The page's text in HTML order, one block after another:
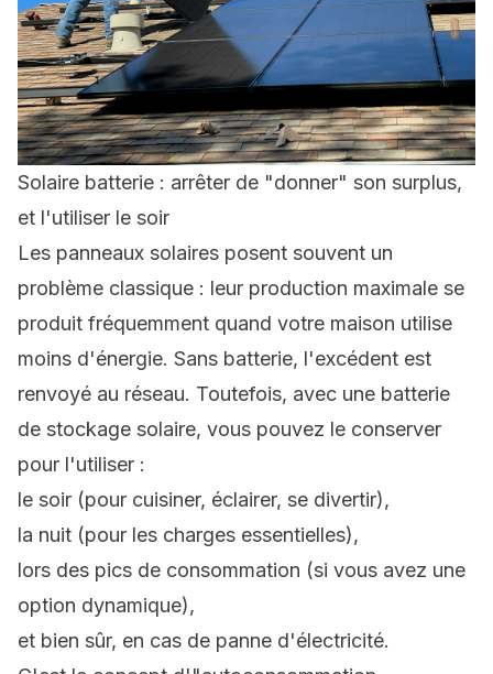
Solaire batterie : arrêter de "donner" son surplus,
et l'utiliser le soir
Les panneaux solaires posent souvent un
problème classique : leur production maximale se
produit fréquemment quand votre maison utilise
moins d'énergie. Sans batterie, l'excédent est
renvoyé au réseau. Toutefois, avec une batterie
de stockage solaire, vous pouvez le conserver
pour l'utiliser :
le soir (pour cuisiner, éclairer, se divertir),
la nuit (pour les charges essentielles),
lors des pics de consommation (si vous avez une
option dynamique),
et bien sûr, en cas de panne d'électricité.